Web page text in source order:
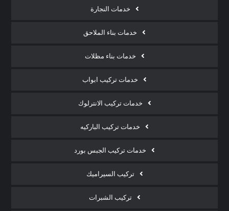
خدمات النجارة
خدمات بناء الملاحق
خدمات بناء مظلات
خدمات تركيب ابواب
خدمات تركيب الانترلوك
خدمات تركيب الباركيه
خدمات تركيب الجبس بورد
تركيب السيراميك
تركيب الشبرات